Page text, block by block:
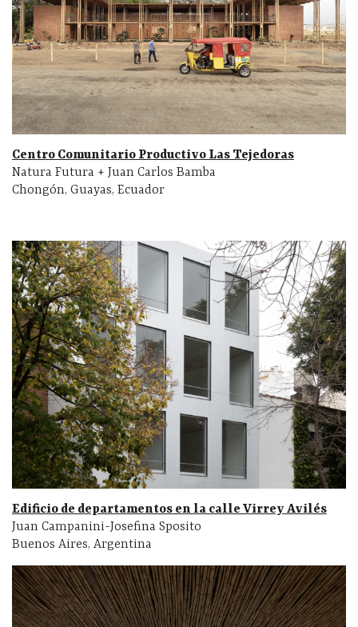
Centro Comunitario Productivo Las Tejedoras
Natura Futura + Juan Carlos Bamba
Chongón, Guayas, Ecuador
Edificio de departamentos en la calle Virrey Avilés
Juan Campanini-Josefina Sposito
Buenos Aires, Argentina